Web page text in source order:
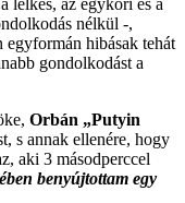
lelkes, az egykori és a
nélkül -,
egyformán hibásak tehát
gondolkodást a
Orbán „Putyin
s annak ellenére, hogy
aki 3 másodperccel
benyújtottam egy